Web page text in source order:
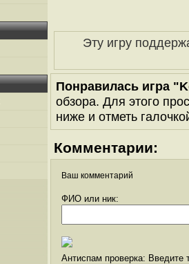
Эту игру
Понравилась игра
обзора. Для этого
ниже и отметь
Комментарии:
Ваш комментарий
ФИО или ник:
Антиспам проверка: Введите